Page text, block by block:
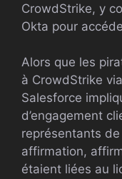
CrowdStrike, y
Okta pour
Alors que les
à CrowdStrike
Salesforce
d’engagement
représentants
affirmation,
étaient liées au